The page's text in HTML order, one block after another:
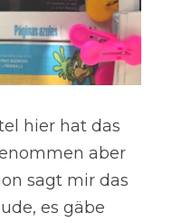
hier hat das
aber
sagt mir das
es gäbe